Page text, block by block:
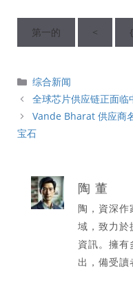
第一的 <
分
類
综合新闻
全球芯片供应链正面临
Vande Bharat 供应商
宝石
陶 董
陶，資深作
域，致力於
資訊。擁
出，備受讀